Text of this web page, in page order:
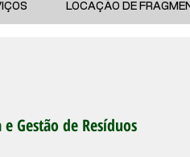
LOCAÇÃO DE
Gestão de Resíduos